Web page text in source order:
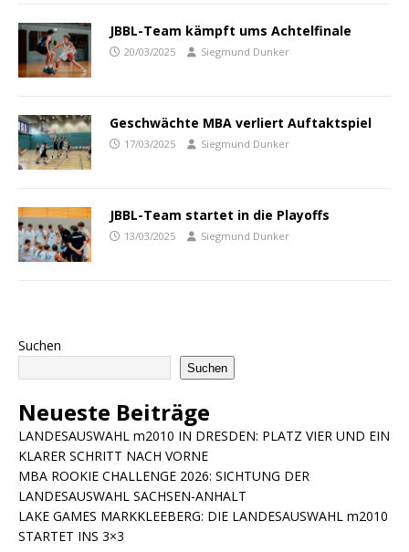
JBBL-Team kämpft ums Achtelfinale
20/03/2025 Siegmund Dunker
Geschwächte MBA verliert Auftaktspiel
17/03/2025 Siegmund Dunker
JBBL-Team startet in die Playoffs
13/03/2025 Siegmund Dunker
Suchen
Suchen
Neueste Beiträge
LANDESAUSWAHL m2010 IN DRESDEN: PLATZ VIER UND EIN
KLARER SCHRITT NACH VORNE
MBA ROOKIE CHALLENGE 2026: SICHTUNG DER
LANDESAUSWAHL SACHSEN-ANHALT
LAKE GAMES MARKKLEEBERG: DIE LANDESAUSWAHL m2010
STARTET INS 3×3